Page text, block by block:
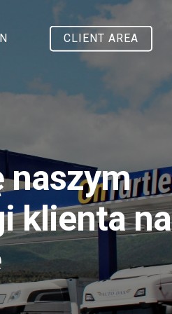
CLIENT AREA
naszym
klienta na